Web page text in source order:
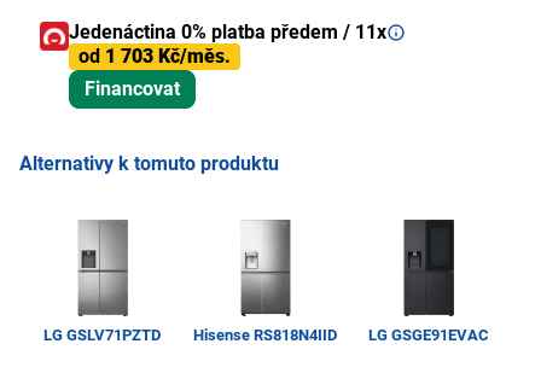
Jedenáctina 0% platba předem / 11x
od 1 703 Kč/měs.
Financovat
Alternativy k tomuto produktu
LG GSLV71PZTD Hisense RS818N4IID LG GSGE91EVAC